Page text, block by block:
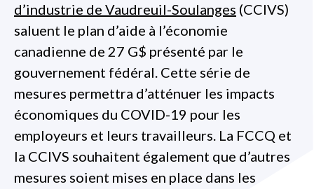
d’industrie de Vaudreuil-Soulanges (CCIVS)
saluent le plan d’aide à l’économie
canadienne de 27 G$ présenté par le
gouvernement fédéral. Cette série de
mesures permettra d’atténuer les impacts
économiques du COVID-19 pour les
employeurs et leurs travailleurs. La FCCQ et
la CCIVS souhaitent également que d’autres
mesures soient mises en place dans les